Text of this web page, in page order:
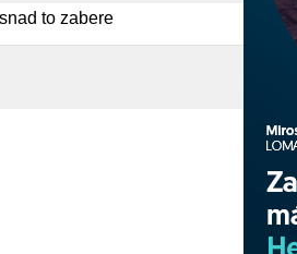
to zabere